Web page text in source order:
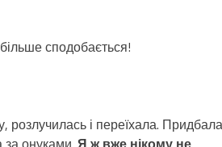
сподобається!
і переїхала. Придбала